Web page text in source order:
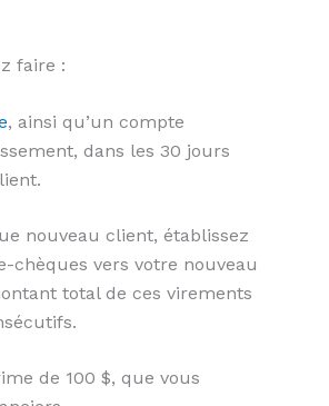
faire :
, ainsi qu’un compte
dans les 30 jours
nouveau client, établissez
chèques vers votre nouveau
total de ces virements
de 100 $, que vous